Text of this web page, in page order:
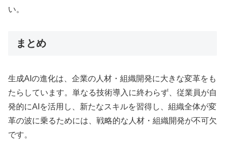
い。
まとめ
生成AIの進化は、企業の人材・組織開発に大きな変革をも
たらしています。単なる技術導入に終わらず、従業員が自
発的にAIを活用し、新たなスキルを習得し、組織全体が変
革の波に乗るためには、戦略的な人材・組織開発が不可欠
です。